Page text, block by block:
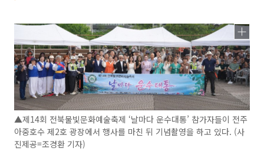
▲제14회 전북물빛문화예술축제 ‘날마다 운수대통’ 참가자들이 전주
아중호수 제2호 광장에서 행사를 마친 뒤 기념촬영을 하고 있다. (사
진제공=조경환 기자)